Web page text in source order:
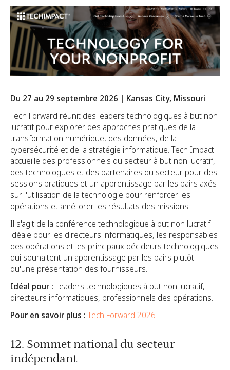
Du 27 au 29 septembre 2026 | Kansas City, Missouri
Tech Forward réunit des leaders technologiques à but non
lucratif pour explorer des approches pratiques de la
transformation numérique, des données, de la
cybersécurité et de la stratégie informatique. Tech Impact
accueille des professionnels du secteur à but non lucratif,
des technologues et des partenaires du secteur pour des
sessions pratiques et un apprentissage par les pairs axés
sur l'utilisation de la technologie pour renforcer les
opérations et améliorer les résultats des missions.
Il s'agit de la conférence technologique à but non lucratif
idéale pour les directeurs informatiques, les responsables
des opérations et les principaux décideurs technologiques
qui souhaitent un apprentissage par les pairs plutôt
qu'une présentation des fournisseurs.
Idéal pour : Leaders technologiques à but non lucratif,
directeurs informatiques, professionnels des opérations.
Pour en savoir plus :Tech Forward 2026
12. Sommet national du secteur
indépendant